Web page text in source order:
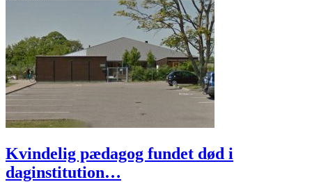
Kvindelig pædagog fundet død i
daginstitution…